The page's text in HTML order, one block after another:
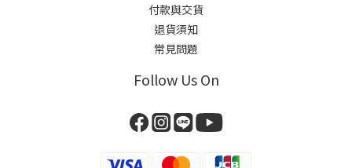
付款與交貨
退貨須知
常見問題
Follow Us On